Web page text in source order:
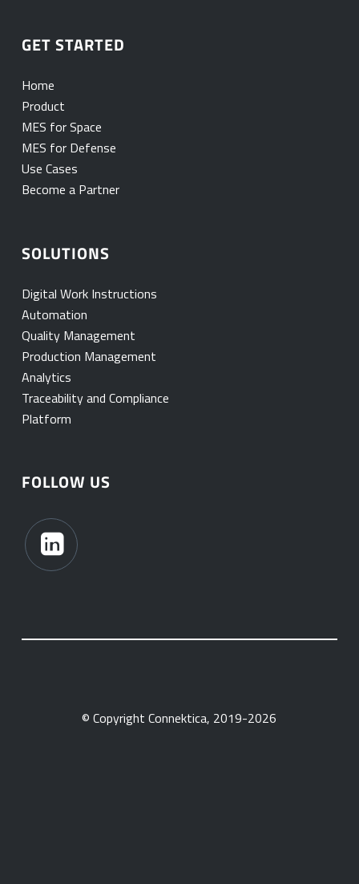
GET STARTED
Home
Product
MES for Space
MES for Defense
Use Cases
Become a Partner
SOLUTIONS
Digital Work Instructions
Automation
Quality Management
Production Management
Analytics
Traceability and Compliance
Platform
FOLLOW US
© Copyright Connektica, 2019-2026